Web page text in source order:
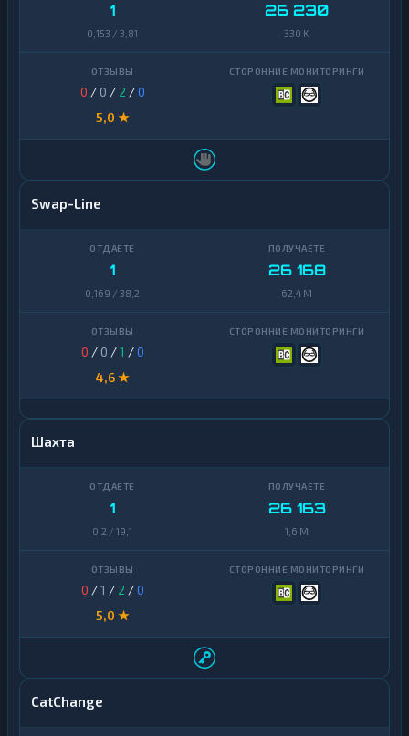
1
0,153 / 3,81
26 230
330 K
0 / 0 / 2 /0
5,0 ★
Swap-Line
1
0,169 / 38,2
26 168
62,4 M
0 / 0 /1 /0
4,6 ★
Шахта
1
0,2 / 19,1
26 163
1,6 M
0 /1 / 2 /0
5,0 ★
CatChange